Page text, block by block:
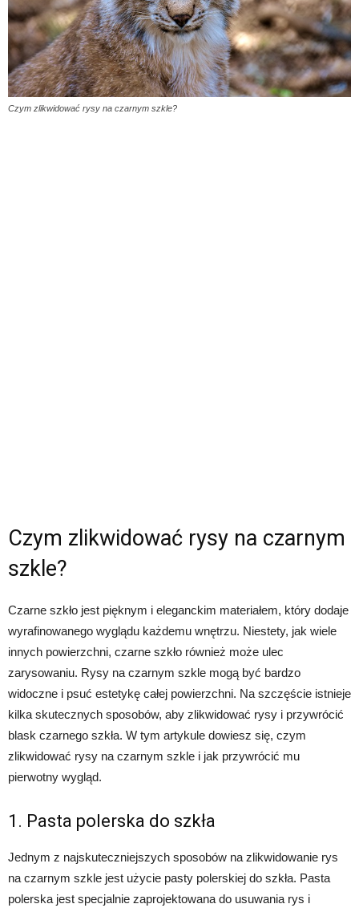
Czym zlikwidować rysy na czarnym szkle?
Czym zlikwidować rysy na czarnym
szkle?
Czarne szkło jest pięknym i eleganckim materiałem, który dodaje
wyrafinowanego wyglądu każdemu wnętrzu. Niestety, jak wiele
innych powierzchni, czarne szkło również może ulec
zarysowaniu. Rysy na czarnym szkle mogą być bardzo
widoczne i psuć estetykę całej powierzchni. Na szczęście istnieje
kilka skutecznych sposobów, aby zlikwidować rysy i przywrócić
blask czarnego szkła. W tym artykule dowiesz się, czym
zlikwidować rysy na czarnym szkle i jak przywrócić mu
pierwotny wygląd.
1. Pasta polerska do szkła
Jednym z najskuteczniejszych sposobów na zlikwidowanie rys
na czarnym szkle jest użycie pasty polerskiej do szkła. Pasta
polerska jest specjalnie zaprojektowana do usuwania rys i